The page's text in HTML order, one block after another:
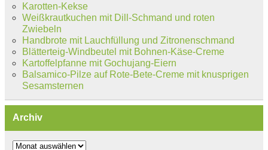
Karotten-Kekse
Weißkrautkuchen mit Dill-Schmand und roten
Zwiebeln
Handbrote mit Lauchfüllung und Zitronenschmand
Blätterteig-Windbeutel mit Bohnen-Käse-Creme
Kartoffelpfanne mit Gochujang-Eiern
Balsamico-Pilze auf Rote-Bete-Creme mit knusprigen
Sesamsternen
Archiv
Archiv